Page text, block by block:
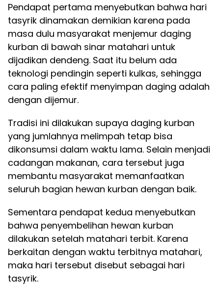
Pendapat pertama menyebutkan bahwa hari
tasyrik dinamakan demikian karena pada
masa dulu masyarakat menjemur daging
kurban di bawah sinar matahari untuk
dijadikan dendeng. Saat itu belum ada
teknologi pendingin seperti kulkas, sehingga
cara paling efektif menyimpan daging adalah
dengan dijemur.
Tradisi ini dilakukan supaya daging kurban
yang jumlahnya melimpah tetap bisa
dikonsumsi dalam waktu lama. Selain menjadi
cadangan makanan, cara tersebut juga
membantu masyarakat memanfaatkan
seluruh bagian hewan kurban dengan baik.
Sementara pendapat kedua menyebutkan
bahwa penyembelihan hewan kurban
dilakukan setelah matahari terbit. Karena
berkaitan dengan waktu terbitnya matahari,
maka hari tersebut disebut sebagai hari
tasyrik.